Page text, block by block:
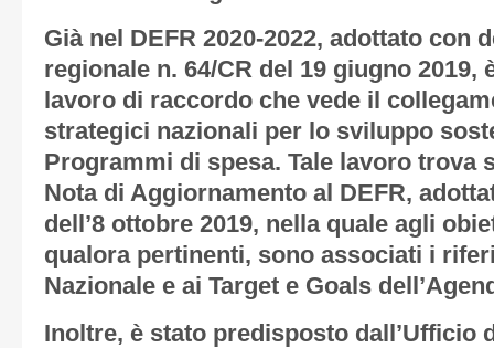
Già nel DEFR 2020-2022, adottato con
regionale n. 64/CR del 19 giugno
lavoro di raccordo che vede il
strategici nazionali per lo sviluppo
Programmi di spesa. Tale lavoro trova
Nota di Aggiornamento al DEFR,
dell’8 ottobre 2019, nella quale agli
qualora pertinenti, sono associati i
Nazionale e ai Target e Goals
Inoltre, è stato predisposto dall’Ufficio